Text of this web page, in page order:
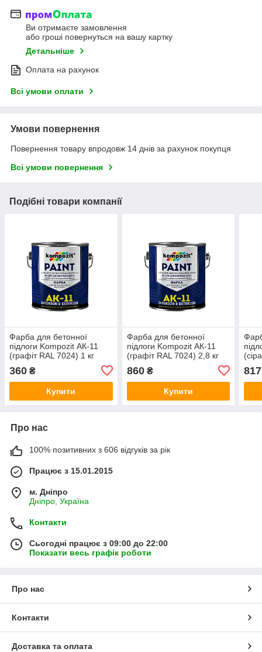
Ви отримаєте замовлення
або гроші повернуться на вашу картку
Детальніше
Оплата на рахунок
Всі умови оплати
Умови повернення
Повернення товару впродовж 14 днів за рахунок покупця
Всі умови повернення
Подібні товари компанії
Фарба для бетонної
підлоги Kompozit АК-11
(графіт RAL 7024) 1 кг
360 ₴
Купити
Фарба для бетонної
підлоги Kompozit АК-11
(графіт RAL 7024) 2,8 кг
860₴
Купити
817
Про нас
100% позитивних з 606 відгуків за рік
Працює з 15.01.2015
м. Дніпро
Дніпро, Україна
Контакти
Сьогодні працює з 09:00 до 22:00
Показати весь графік роботи
Про нас
Контакти
Доставка та оплата